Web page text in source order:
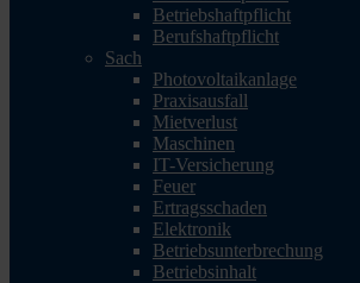
Betriebshaftpflicht
Berufshaftpflicht
Sach
Photovoltaikanlage
Praxisausfall
Mietverlust
Maschinen
IT-Versicherung
Feuer
Ertragsschaden
Elektronik
Betriebsunterbrechung
Betriebsinhalt